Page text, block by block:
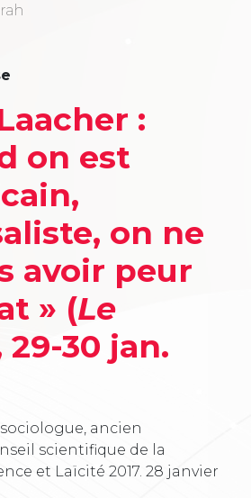
:
on est
on ne
avoir peur
» (Le
29-30 jan.
ancien
scientifique de la
et Laïcité 2017. 28 janvier